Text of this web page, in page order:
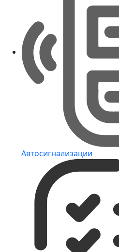
Автосигнализации